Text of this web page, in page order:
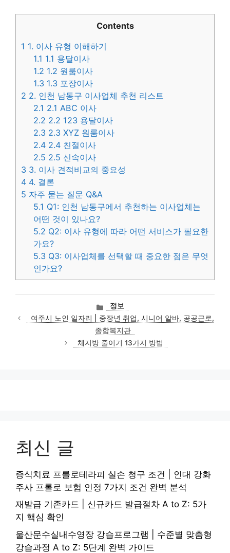
Contents
1 1. 이사 유형 이해하기
1.1 1.1 용달이사
1.2 1.2 원룸이사
1.3 1.3 포장이사
2 2. 인천 남동구 이사업체 추천 리스트
2.1 2.1 ABC 이사
2.2 2.2 123 용달이사
2.3 2.3 XYZ 원룸이사
2.4 2.4 친절이사
2.5 2.5 신속이사
3 3. 이사 견적비교의 중요성
4 4. 결론
5 자주 묻는 질문 Q&A
5.1 Q1: 인천 남동구에서 추천하는 이사업체는
어떤 것이 있나요?
5.2 Q2: 이사 유형에 따라 어떤 서비스가 필요한
가요?
5.3 Q3: 이사업체를 선택할 때 중요한 점은 무엇
인가요?
카
테
고
리
정보
여주시 노인 일자리 | 중장년 취업, 시니어 알바, 공공근로,
종합복지관
체지방 줄이기 13가지 방법
최신 글
증식치료 프롤로테라피 실손 청구 조건 | 인대 강화
주사 프롤로 보험 인정 7가지 조건 완벽 분석
재발급 기존카드 | 신규카드 발급절차 A to Z: 5가
지 핵심 확인
울산문수실내수영장 강습프로그램 | 수준별 맞춤형
강습과정 A to Z: 5단계 완벽 가이드